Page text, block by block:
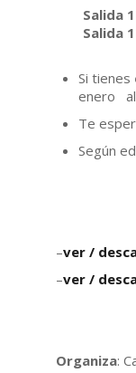
Salida
Salida
Si tienes
enero
Te
Según
–ver /
–ver /
Organiza: